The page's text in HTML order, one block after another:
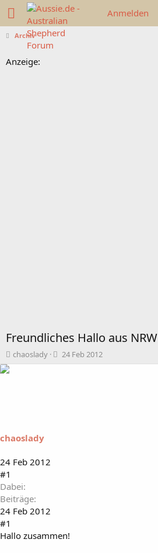
Anmelden
Archiv
Anzeige:
Freundliches Hallo aus NRW
T
h
a
t
chaoslady
B
e
24 Feb 2012
chaoslady
24 Feb 2012
#1
Dabei
Beiträge
24 Feb 2012
#1
Hallo zusammen!